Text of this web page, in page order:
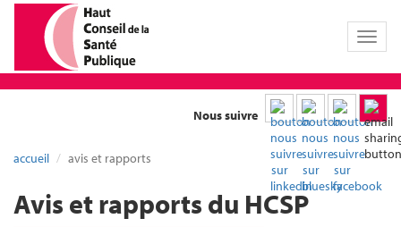
Toggle
Nous suivre
accueil avis et rapports
Avis et rapports du HCSP